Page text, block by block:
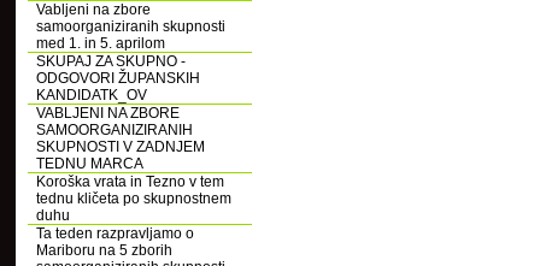
Vabljeni na zbore
samoorganiziranih skupnosti
med 1. in 5. aprilom
SKUPAJ ZA SKUPNO -
ODGOVORI ŽUPANSKIH
KANDIDATK_OV
VABLJENI NA ZBORE
SAMOORGANIZIRANIH
SKUPNOSTI V ZADNJEM
TEDNU MARCA
Koroška vrata in Tezno v tem
tednu kličeta po skupnostnem
duhu
Ta teden razpravljamo o
Mariboru na 5 zborih